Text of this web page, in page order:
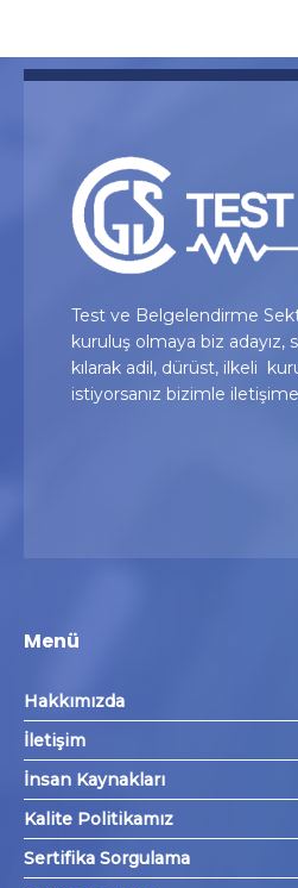
Test ve Belgelendirme
kuruluş olmaya biz adayız,
kılarak adil, dürüst, ilkeli
istiyorsanız bizimle
Menü
Hakkımızda
İletişim
İnsan Kaynakları
Kalite Politikamız
Sertifika Sorgulama